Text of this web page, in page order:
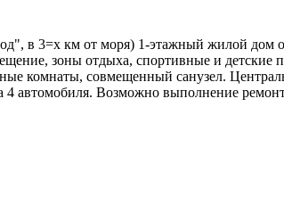
в 3=х км от моря) 1-этажный жилой
зоны отдыха, спортивные и
комнаты, совмещенный санузел.
4 автомобиля. Возможно выполнение